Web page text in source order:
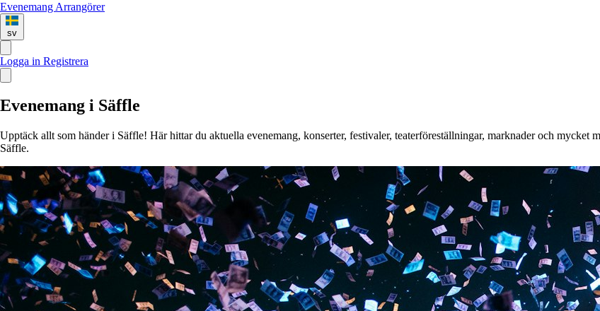
Evenemang Arrangörer
sv
Logga in Registrera
Evenemang i Säffle
Upptäck allt som händer i Säffle! Här hittar du aktuella evenemang, konserter, festivaler, teaterföreställningar, marknader och mycket
Säffle.